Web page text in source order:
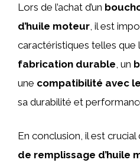
Lors de l’achat d’un
d’huile moteur , il est
caractéristiques telles que
fabrication durable , un
une compatibilité avec
sa durabilité et
En conclusion, il est crucial
de remplissage d’huile